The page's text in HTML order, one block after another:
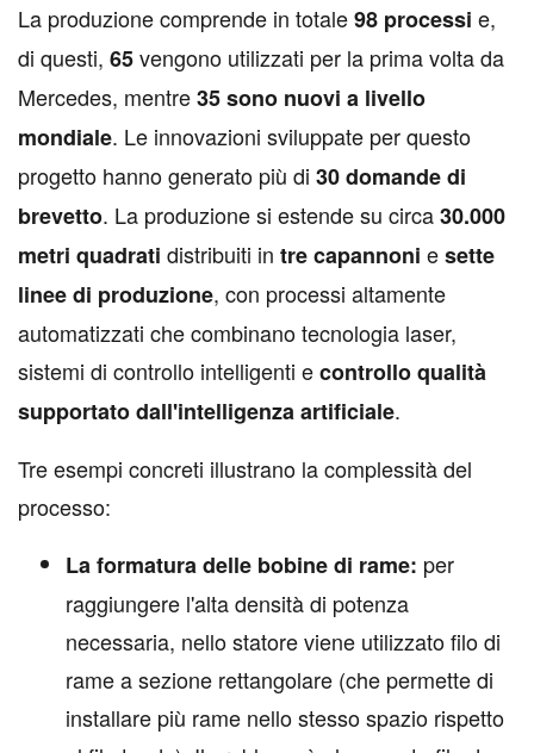
La produzione comprende in totale98 processi e,
di questi, 65vengono utilizzati per la prima volta da
Mercedes, mentre35 sono nuovi a livello
mondiale. Le innovazioni sviluppate per questo
progetto hanno generato più di 30 domande di
brevetto. La produzione si estende su circa30.000
metri quadrati distribuiti in tre capannoni esette
linee di produzione, con processi altamente
automatizzati che combinano tecnologia laser,
sistemi di controllo intelligenti econtrollo qualità
supportato dall'intelligenza artificiale.
Tre esempi concreti illustrano la complessità del
processo:
La formatura delle bobine di rame: per
raggiungere l'alta densità di potenza
necessaria, nello statore viene utilizzato filo di
rame a sezione rettangolare (che permette di
installare più rame nello stesso spazio rispetto